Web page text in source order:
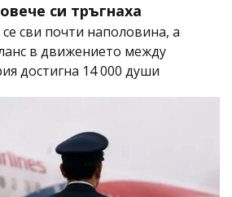
си тръгнаха
сви почти наполовина, а
в движението между
достигна 14 000 души